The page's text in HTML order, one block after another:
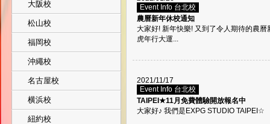
大阪校
松山校
福岡校
沖繩校
名古屋校
横浜校
紐約校
Event Info 台北校
農曆新年休校通知
大家好! 新年快樂! 又到了令人期待的農
虎年行大運...
2021/11/17
Event Info 台北校
TAIPEI★11月免費體驗開放報名中
大家好♪ 我們是EXPG STUDIO TAIPEI☆